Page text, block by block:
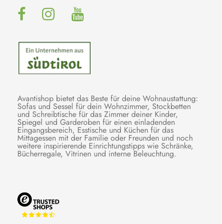
Avantishop bietet das Beste für deine Wohnaustattung:
Sofas und Sessel für dein Wohnzimmer, Stockbetten
und Schreibtische für das Zimmer deiner Kinder,
Spiegel und Garderoben für einen einladenden
Eingangsbereich, Esstische und Küchen für das
Mittagessen mit der Familie oder Freunden und noch
weitere inspirierende Einrichtungstipps wie Schränke,
Bücherregale, Vitrinen und interne Beleuchtung.